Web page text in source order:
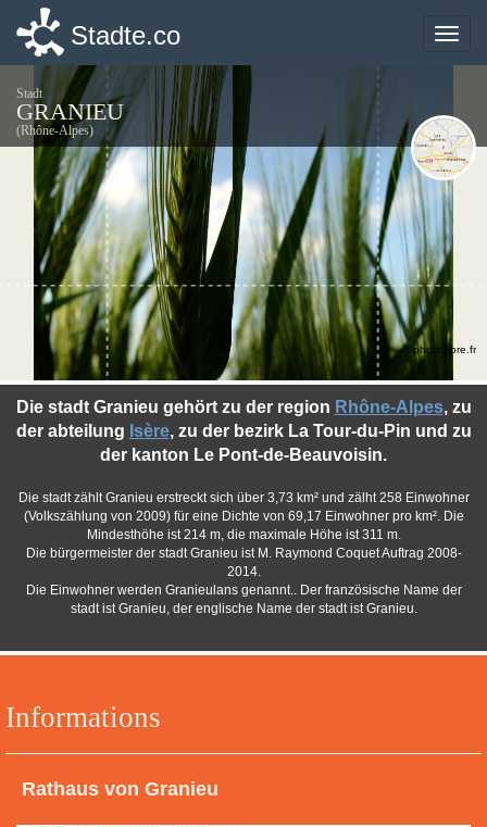
Toggle
Stadte.co
Stadt
GRANIEU
(Rhône-Alpes)
Informations
Rathaus von Granieu
Die stadt Granieu gehört zu der region Rhône-Alpes, zu
der abteilung Isère, zu der bezirk La Tour-du-Pin und zu
der kanton Le Pont-de-Beauvoisin.
Die stadt zählt Granieu erstreckt sich über 3,73 km² und zälht 258 Einwohner
(Volkszählung von 2009) für eine Dichte von 69,17 Einwohner pro km². Die
Mindesthöhe ist 214 m, die maximale Höhe ist 311 m.
Die bürgermeister der stadt Granieu ist M. Raymond Coquet Auftrag 2008-
2014.
Die Einwohner werden Granieulans genannt.. Der französische Name der
stadt ist Granieu, der englische Name der stadt ist Granieu.
©photo-libre.fr
Toggle
Stadte.co